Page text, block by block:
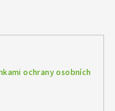
ochrany osobních